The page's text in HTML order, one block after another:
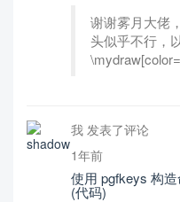
谢谢雾月大佬
头似乎不行，
我 发表了评论
1年前
使用 pgfkeys 构
(代码)